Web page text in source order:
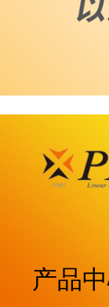
产品